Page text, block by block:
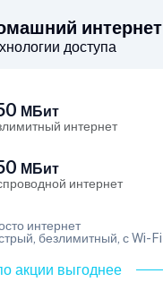
интернет
доступа
МБит
интернет
МБит
интернет
интернет
безлимитный, с Wi-Fi
акции выгоднее